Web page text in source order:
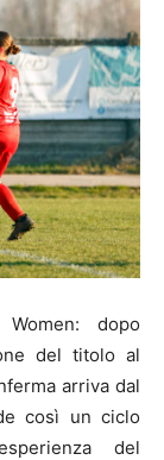
dopo
del titolo al
arriva dal
così un ciclo
del